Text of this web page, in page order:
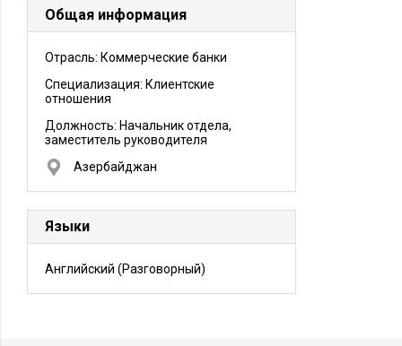
Общая информация
Отрасль: Коммерческие банки
Специализация: Клиентские
отношения
Должность: Начальник отдела,
заместитель руководителя
Азербайджан
Языки
Английский (Разговорный)